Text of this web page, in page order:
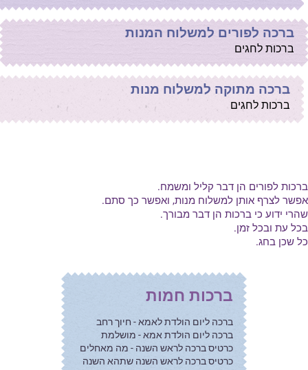
ברכה לפורים למשלוח המנות
ברכות לחגים
ברכה מתוקה למשלוח מנות
ברכות לחגים
ברכות לפורים הן דבר קליל ומשמח.
אפשר לצרף אותן למשלוח מנות, ואפשר כך סתם.
שהרי ידוע כי ברכות הן דבר מבורך.
בכל עת ובכל זמן.
כל שכן בחג.
ברכות חמות
ברכה ליום הולדת לאמא - חיוך רחב
ברכה ליום הולדת אמא - מושלמת
כרטיס ברכה לראש השנה - מה מאחלים
כרטיס ברכה לראש השנה שתהא השנה